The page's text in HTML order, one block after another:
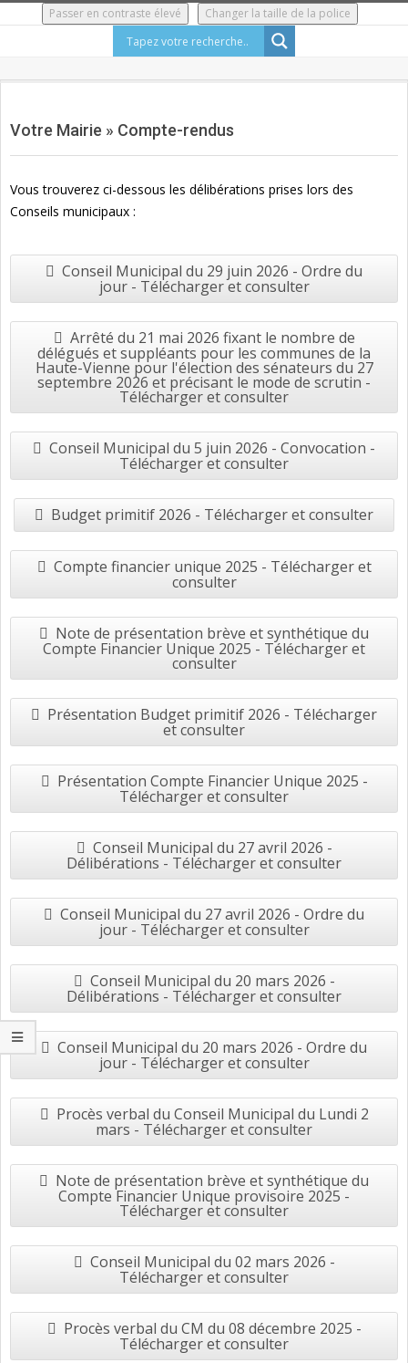
Passer en contraste élevé Changer la taille de la police
Menu
Votre Mairie » Compte-rendus
Vous trouverez ci-dessous les délibérations prises lors des
Conseils municipaux :
Conseil Municipal du 29 juin 2026 - Ordre du
jour - Télécharger et consulter
Arrêté du 21 mai 2026 fixant le nombre de
délégués et suppléants pour les communes de la
Haute-Vienne pour l'élection des sénateurs du 27
septembre 2026 et précisant le mode de scrutin -
Télécharger et consulter
Conseil Municipal du 5 juin 2026 - Convocation -
Télécharger et consulter
Budget primitif 2026 - Télécharger et consulter
Compte financier unique 2025 - Télécharger et
consulter
Note de présentation brève et synthétique du
Compte Financier Unique 2025 - Télécharger et
consulter
Présentation Budget primitif 2026 - Télécharger
et consulter
Présentation Compte Financier Unique 2025 -
Télécharger et consulter
Conseil Municipal du 27 avril 2026 -
Délibérations - Télécharger et consulter
Conseil Municipal du 27 avril 2026 - Ordre du
jour - Télécharger et consulter
Conseil Municipal du 20 mars 2026 -
Délibérations - Télécharger et consulter
Conseil Municipal du 20 mars 2026 - Ordre du
jour - Télécharger et consulter
Procès verbal du Conseil Municipal du Lundi 2
mars - Télécharger et consulter
Note de présentation brève et synthétique du
Compte Financier Unique provisoire 2025 -
Télécharger et consulter
Conseil Municipal du 02 mars 2026 -
Télécharger et consulter
Procès verbal du CM du 08 décembre 2025 -
Télécharger et consulter